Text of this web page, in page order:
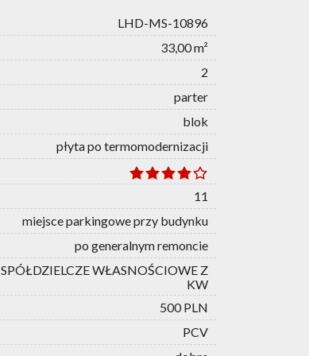
LHD-MS-10896
33,00 m²
2
parter
blok
płyta po termomodernizacji
11
miejsce parkingowe przy budynku
po generalnym remoncie
SPÓŁDZIELCZE WŁASNOŚCIOWE Z
KW
500 PLN
PCV